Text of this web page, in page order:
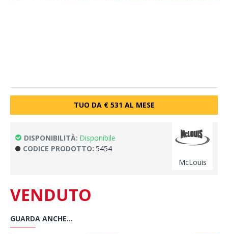
TUO DA € 531 AL MESE
DISPONIBILITÀ: Disponibile
CODICE PRODOTTO: 5454
McLouis
VENDUTO
GUARDA ANCHE...